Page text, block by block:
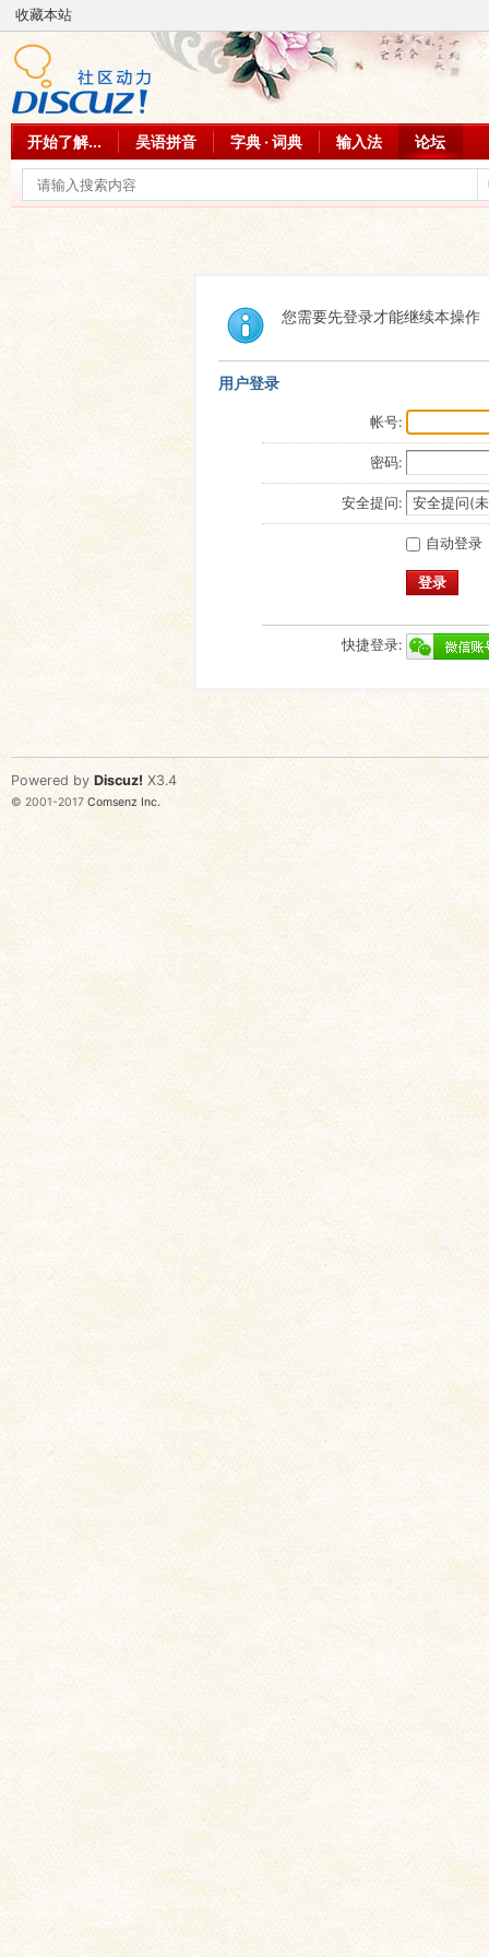
收藏本站
开始了解... 吴语拼音 字典 · 词典 输入法 论坛
您需要先登录才能继续本操作
用户登录
帐号:
密码:
安全提问:
自动登录
登录
快捷登录:
Powered by Discuz! X3.4
© 2001-2017 Comsenz Inc.